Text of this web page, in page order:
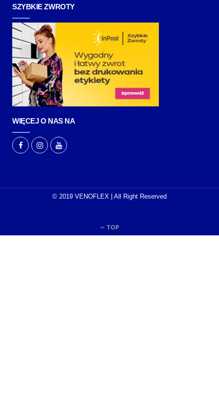
SZYBKIE ZWROTY
WIĘCEJ O NAS NA
© 2019 VENOFLEX | All Right Reserved
TOP